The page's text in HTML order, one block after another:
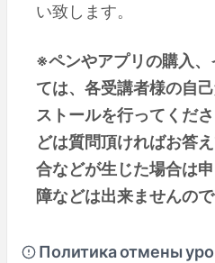
い致します。
※ペンやアプリの購入、
ては、各受講者様の自
ストールを行ってくだ
どは質問頂ければお答
合などが生じた場合は
障などは出来ませんの
Политика отмены